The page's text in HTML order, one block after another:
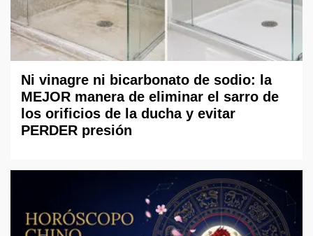
Ni vinagre ni bicarbonato de sodio: la
MEJOR manera de eliminar el sarro de
los orificios de la ducha y evitar
PERDER presión